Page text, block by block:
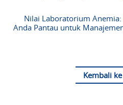
Nilai Laboratorium
Anda Pantau untuk
Kembali